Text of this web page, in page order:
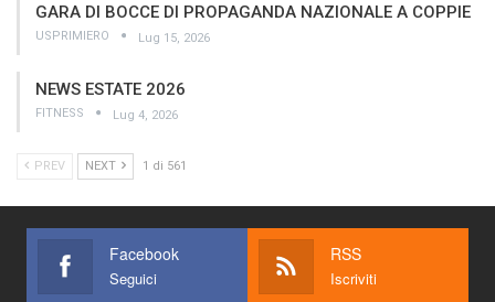
GARA DI BOCCE DI PROPAGANDA NAZIONALE A COPPIE
USPRIMIERO Lug 15, 2026
NEWS ESTATE 2026
FITNESS Lug 4, 2026
PREV NEXT 1 di 561
Facebook
Seguici
RSS
Iscriviti